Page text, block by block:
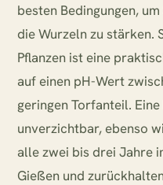
besten Bedingungen,
die Wurzeln zu stärken.
Pflanzen ist eine
auf einen pH-Wert
geringen Torfanteil.
unverzichtbar, ebenso
alle zwei bis drei Jahre
Gießen und